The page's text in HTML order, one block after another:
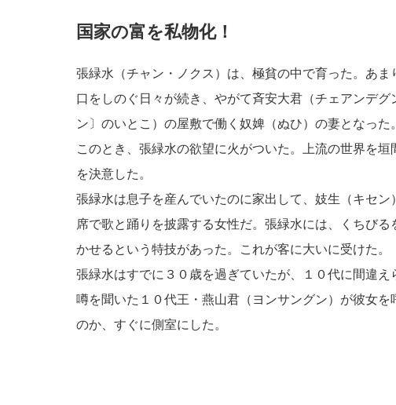
国家の富を私物化！
張緑水（チャン・ノクス）は、極貧の中で育った。あ
口をしのぐ日々が続き、やがて斉安大君（チェアンデグ
ン〕のいとこ）の屋敷で働く奴婢（ぬひ）の妻となった。
このとき、張緑水の欲望に火がついた。上流の世界を
を決意した。
張緑水は息子を産んでいたのに家出して、妓生（キセ
席で歌と踊りを披露する女性だ。張緑水には、くちび
かせるという特技があった。これが客に大いに受けた。
張緑水はすでに３０歳を過ぎていたが、１０代に間違え
噂を聞いた１０代王・燕山君（ヨンサングン）が彼女
のか、すぐに側室にした。